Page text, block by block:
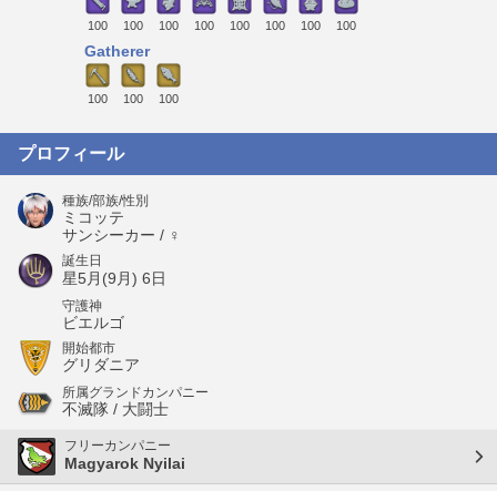
100 100 100 100 100 100 100 100
Gatherer
100 100 100
プロフィール
種族/部族/性別
ミコッテ
サンシーカー / ♀
誕生日
星5月(9月) 6日
守護神
ビエルゴ
開始都市
グリダニア
所属グランドカンパニー
不滅隊 / 大闘士
フリーカンパニー
Magyarok Nyilai